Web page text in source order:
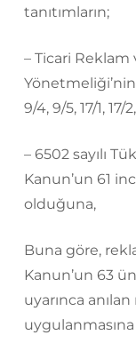
tanıtımların;
– Ticari Reklam
Yönetmeliği’nin
9/4, 9/5, 17/1,
– 6502 sayılı
Kanun’un 61
olduğuna,
Buna göre,
Kanun’un 63
uyarınca